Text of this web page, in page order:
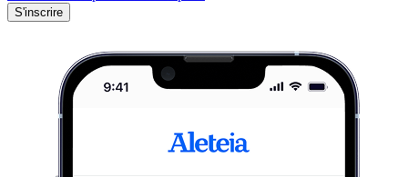
S'inscrire